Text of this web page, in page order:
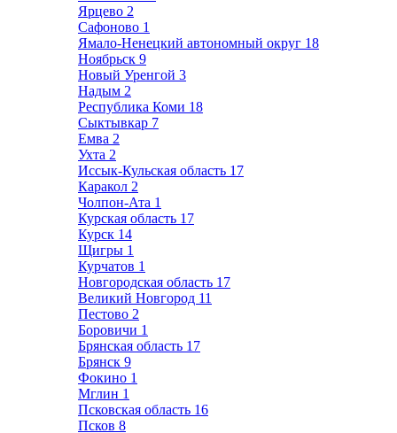
Ярцево 2
Сафоново 1
Ямало-Ненецкий автономный округ 18
Ноябрьск 9
Новый Уренгой 3
Надым 2
Республика Коми 18
Сыктывкар 7
Емва 2
Ухта 2
Иссык-Кульская область 17
Каракол 2
Чолпон-Ата 1
Курская область 17
Курск 14
Щигры 1
Курчатов 1
Новгородская область 17
Великий Новгород 11
Пестово 2
Боровичи 1
Брянская область 17
Брянск 9
Фокино 1
Мглин 1
Псковская область 16
Псков 8